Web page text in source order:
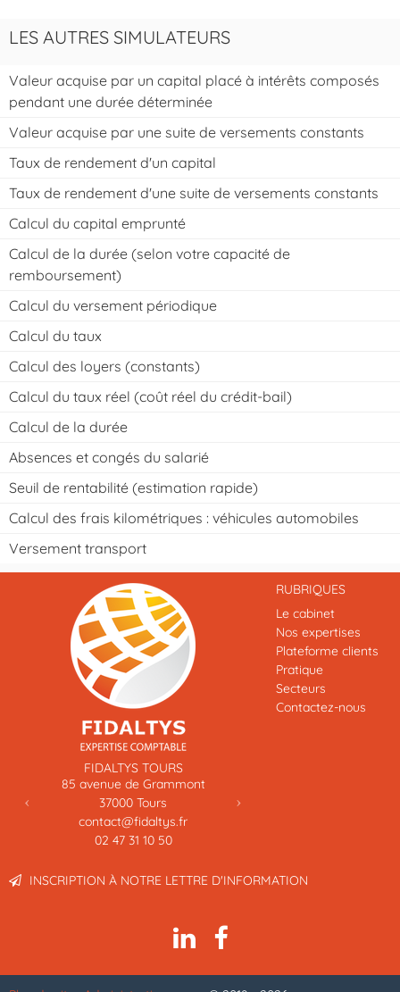
LES AUTRES SIMULATEURS
Valeur acquise par un capital placé à intérêts composés
pendant une durée déterminée
Valeur acquise par une suite de versements constants
Taux de rendement d'un capital
Taux de rendement d'une suite de versements constants
Calcul du capital emprunté
Calcul de la durée (selon votre capacité de
remboursement)
Calcul du versement périodique
Calcul du taux
Calcul des loyers (constants)
Calcul du taux réel (coût réel du crédit-bail)
Calcul de la durée
Absences et congés du salarié
Seuil de rentabilité (estimation rapide)
Calcul des frais kilométriques : véhicules automobiles
Versement transport
FIDALTYS TOURS
85 avenue de Grammont
37000 Tours
contact@fidaltys.fr
02 47 31 10 50
Previous
RUBRIQUES
Le cabinet
Nos expertises
Plateforme clients
Pratique
Secteurs
Contactez-nous
INSCRIPTION À NOTRE LETTRE D'INFORMATION